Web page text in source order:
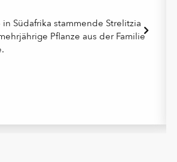
Südafrika stammende Strelitzia
Pflanze aus der Familie